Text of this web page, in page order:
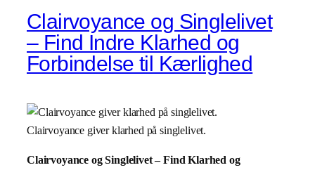
Clairvoyance og Singlelivet
– Find Indre Klarhed og
Forbindelse til Kærlighed
Clairvoyance giver klarhed på singlelivet.
Clairvoyance og Singlelivet – Find Klarhed og